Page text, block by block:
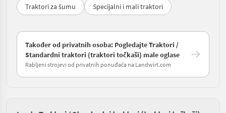
Traktori za šumu
Specijalni i mali traktori
Također od privatnih osoba: Pogledajte Traktori /
Standardni traktori (traktori točkaši) male oglase
Rabljeni strojevi od privatnih ponuđača na Landwirt.com